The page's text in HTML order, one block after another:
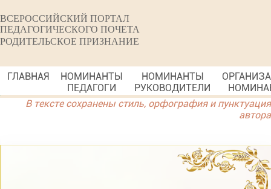
ВСЕРОССИЙСКИЙ ПОРТАЛ
ПЕДАГОГИЧЕСКОГО ПОЧЕТА
РОДИТЕЛЬСКОЕ ПРИЗНАНИЕ
ГЛАВНАЯ
НОМИНАНТЫ
ПЕДАГОГИ
НОМИНАНТЫ
РУКОВОДИТЕЛИ
В тексте сохранены стиль, орфография и пунктуация
автора